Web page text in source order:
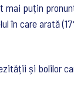
puțin
în care arată
și bolilor